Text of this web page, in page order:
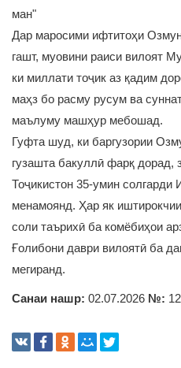
ман"
Дар маросими ифтитоҳи
гашт, муовини раиси вилоят
ки миллати тоҷик аз қадим
маҳз бо расму русум ва
маълуму машҳур мебошад.
Гуфта шуд, ки баргузории
гузашта бакуллӣ фарқ
Тоҷикистон 35-умин солгарди
менамоянд. Ҳар як
соли таърихӣ ба комёбиҳои
Ғолибони даври вилоятӣ ба
мегиранд.
Санаи нашр: 02.07.2026 №: